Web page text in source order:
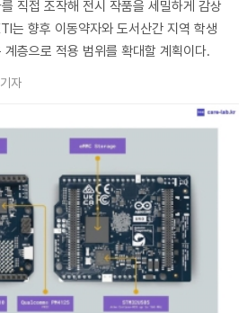
직접 조작해 전시 작품을 세밀하게 감상
는 향후 이동약자와 도서산간 지역 학생
층으로 적용 범위를 확대할 계획이다.
자